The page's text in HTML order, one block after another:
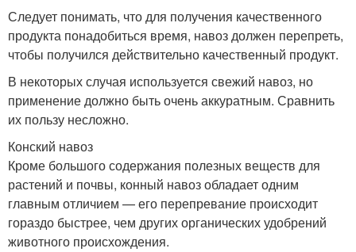
Следует понимать, что для получения качественного
продукта понадобиться время, навоз должен перепреть,
чтобы получился действительно качественный продукт.
В некоторых случая используется свежий навоз, но
применение должно быть очень аккуратным. Сравнить
их пользу несложно.
Конский навоз
Кроме большого содержания полезных веществ для
растений и почвы, конный навоз обладает одним
главным отличием — его перепревание происходит
гораздо быстрее, чем других органических удобрений
животного происхождения.